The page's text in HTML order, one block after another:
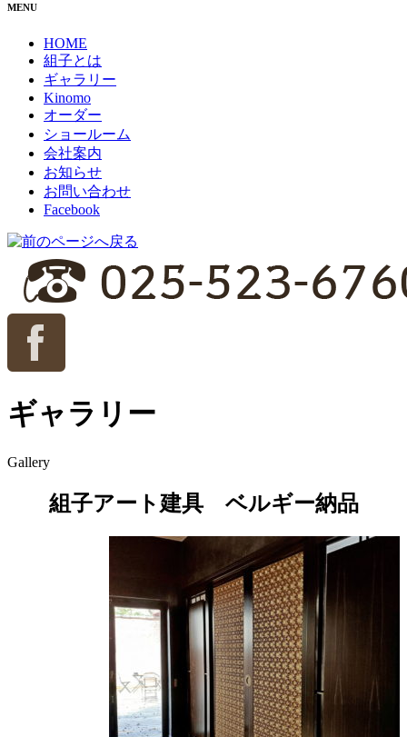
MENU
HOME
組子とは
ギャラリー
Kinomo
オーダー
ショールーム
会社案内
お知らせ
お問い合わせ
Facebook
ギャラリー
Gallery
組子アート建具 ベルギー納品